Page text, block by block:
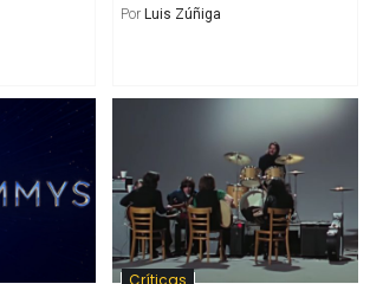
Por Luis Zúñiga
Críticas